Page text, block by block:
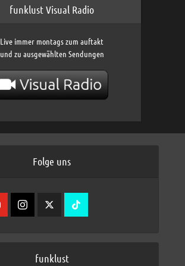
funklust Visual Radio
Live immer montags zum auftakt
und zu ausgewählten Sendungen
Folge uns
funklust